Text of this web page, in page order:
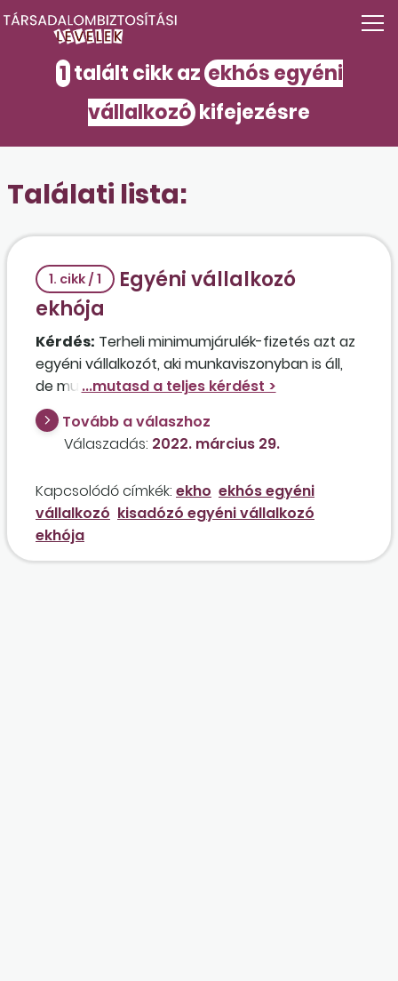
1talált cikk az ekhós egyéni
vállalkozó kifejezésre
Találati lista:
1. cikk / 1
Egyéni vállalkozó
ekhója
Kérdés: Terheli minimumjárulék-fizetés azt az
egyéni vállalkozót, aki munkaviszonyban is áll,
de munkabére teljes egészére az ekho szerinti
közteherfizetést választja?
Tovább a válaszhoz
Válaszadás: 2022. március 29.
Kapcsolódó címkék: ekho ekhós egyéni
vállalkozó kisadózó egyéni vállalkozó
ekhója